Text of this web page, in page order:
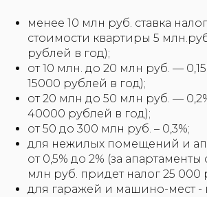
менее 10 млн руб. ставка
стоимости квартиры 5
рублей в год);
от 10 млн. до 20 млн руб. —
15000 рублей в год);
от 20 млн до 50 млн руб. —
40000 рублей в год);
от 50 до 300 млн руб. – 0,3%;
для нежилых помещений и
от 0,5% до 2% (за
млн руб. придет налог 25 000
для гаражей и машино-мест -